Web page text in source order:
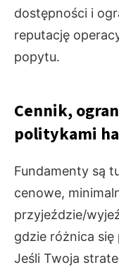
dostępności i
reputację
popytu.
Cennik,
politykami
Fundamenty są
cenowe,
przyjeździe/
gdzie różnica się
Jeśli Twoja